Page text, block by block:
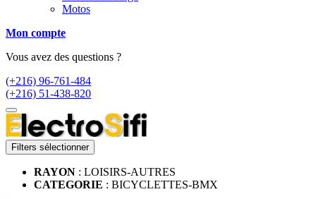
Motos
Mon compte
Vous avez des questions ?
(+216) 96-761-484
(+216) 51-438-820
Filters sélectionner
RAYON : LOISIRS-AUTRES
CATEGORIE : BICYCLETTES-BMX